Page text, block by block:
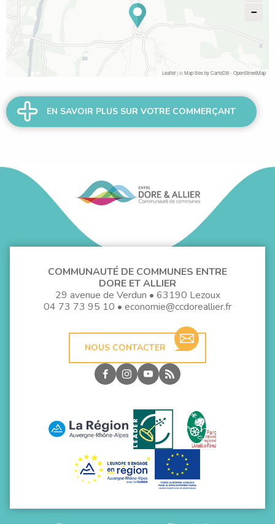
−
Leaflet| © Map tiles byCartoDB- OpenStreetMap
EN SAVOIR PLUS SUR VOTRE COMMERÇANT
COMMUNAUTÉ DE COMMUNES ENTRE
DORE ET ALLIER
29 avenue de Verdun • 63190 Lezoux
04 73 73 95 10 • economie@ccdoreallier.fr
NOUS CONTACTER